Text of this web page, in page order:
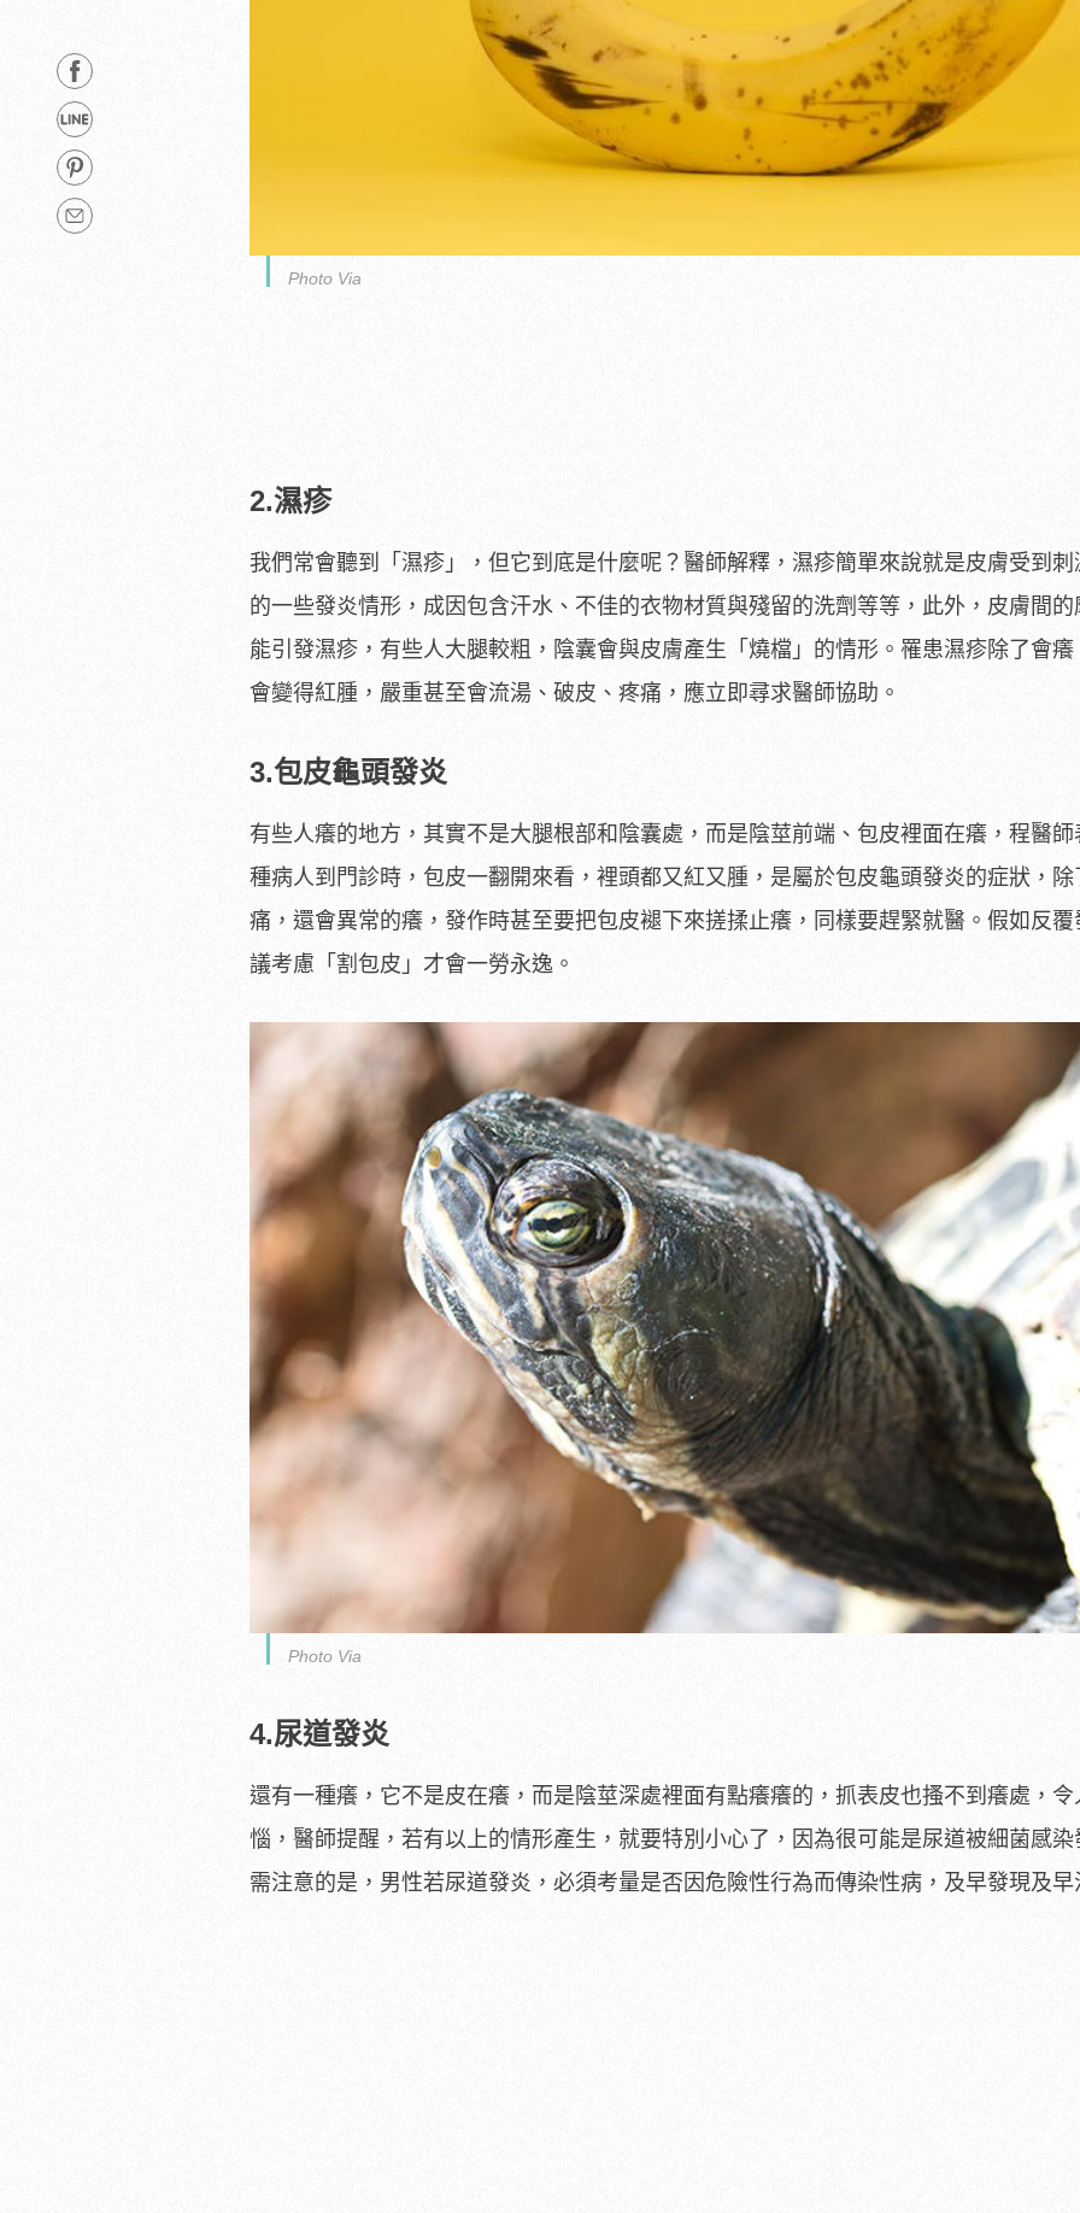
Photo Via
2.濕疹
我們常會聽到「濕疹」，但它到底是什麼呢？醫師解釋，濕疹簡單來說就是皮膚受到刺
的一些發炎情形，成因包含汗水、不佳的衣物材質與殘留的洗劑等等，此外，皮膚間的
能引發濕疹，有些人大腿較粗，陰囊會與皮膚產生「燒檔」的情形。罹患濕疹除了會癢
會變得紅腫，嚴重甚至會流湯、破皮、疼痛，應立即尋求醫師協助。
3.包皮龜頭發炎
有些人癢的地方，其實不是大腿根部和陰囊處，而是陰莖前端、包皮裡面在癢，程醫師
種病人到門診時，包皮一翻開來看，裡頭都又紅又腫，是屬於包皮龜頭發炎的症狀，除
痛，還會異常的癢，發作時甚至要把包皮褪下來搓揉止癢，同樣要趕緊就醫。假如反覆
議考慮「割包皮」才會一勞永逸。
Photo Via
4.尿道發炎
還有一種癢，它不是皮在癢，而是陰莖深處裡面有點癢癢的，抓表皮也搔不到癢處，令
惱，醫師提醒，若有以上的情形產生，就要特別小心了，因為很可能是尿道被細菌感染
需注意的是，男性若尿道發炎，必須考量是否因危險性行為而傳染性病，及早發現及早